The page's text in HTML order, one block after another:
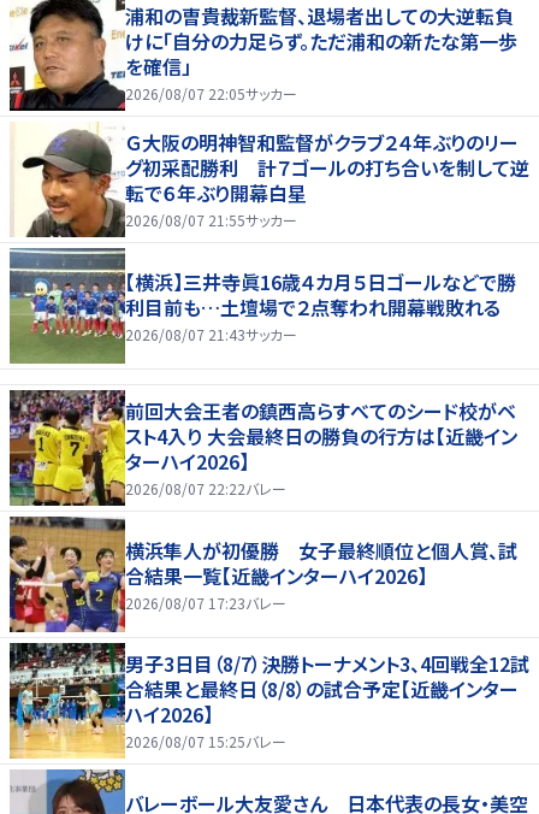
浦和の曺貴裁新監督、退場者出しての大逆転負
けに「自分の力足らず。ただ浦和の新たな第一歩
を確信」
2026/08/07 22:05サッカー
Ｇ大阪の明神智和監督がクラブ２４年ぶりのリー
グ初采配勝利 計７ゴールの打ち合いを制して逆
転で６年ぶり開幕白星
2026/08/07 21:55サッカー
【横浜】三井寺眞16歳４カ月５日ゴールなどで勝
利目前も…土壇場で２点奪われ開幕戦敗れる
2026/08/07 21:43サッカー
前回大会王者の鎮西高らすべてのシード校がベ
スト4入り 大会最終日の勝負の行方は【近畿イン
ターハイ2026】
2026/08/07 22:22バレー
横浜隼人が初優勝 女子最終順位と個人賞、試
合結果一覧【近畿インターハイ2026】
2026/08/07 17:23バレー
男子3日目（8/7）決勝トーナメント3、4回戦全12試
合結果と最終日（8/8）の試合予定【近畿インター
ハイ2026】
2026/08/07 15:25バレー
バレーボール大友愛さん 日本代表の長女・美空